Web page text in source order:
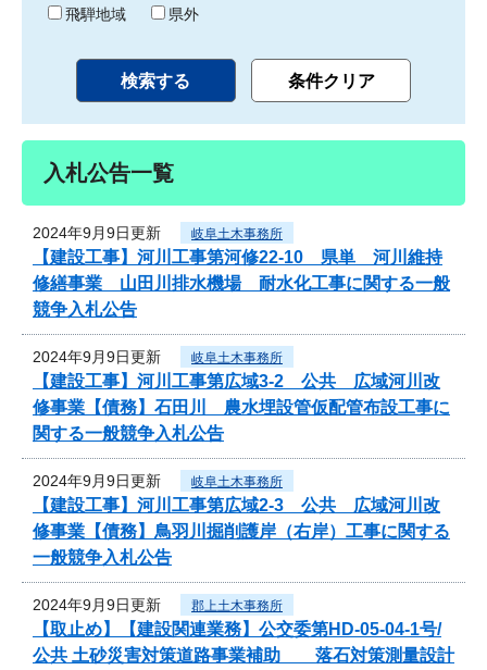
飛騨地域
県外
入札公告一覧
2024年9月9日更新 岐阜土木事務所
【建設工事】河川工事第河修22-10 県単 河川維持
修繕事業 山田川排水機場 耐水化工事に関する一般
競争入札公告
2024年9月9日更新 岐阜土木事務所
【建設工事】河川工事第広域3-2 公共 広域河川改
修事業【債務】石田川 農水埋設管仮配管布設工事に
関する一般競争入札公告
2024年9月9日更新 岐阜土木事務所
【建設工事】河川工事第広域2-3 公共 広域河川改
修事業【債務】鳥羽川掘削護岸（右岸）工事に関する
一般競争入札公告
2024年9月9日更新 郡上土木事務所
【取止め】【建設関連業務】公交委第HD-05-04-1号/
公共 土砂災害対策道路事業補助 落石対策測量設計